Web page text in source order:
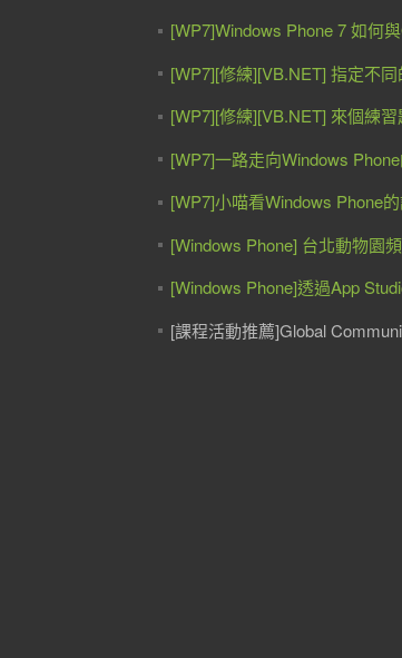
[WP7]Windows Phone 7 如何
[WP7][修練][VB.NET] 指定不
[WP7][修練][VB.NET] 來個練
[WP7]一路走向Windows
[WP7]小喵看Windows Phone
[Windows Phone] 台北動物園
[Windows Phone]透過App
[課程活動推薦]Global